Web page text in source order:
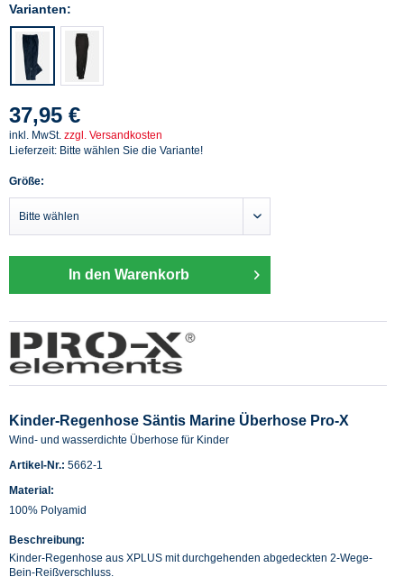
Varianten:
37,95 €
inkl. MwSt. zzgl. Versandkosten
Lieferzeit: Bitte wählen Sie die Variante!
Größe:
In den Warenkorb
Kinder-Regenhose Säntis Marine Überhose Pro-X
Wind- und wasserdichte Überhose für Kinder
Artikel-Nr.: 5662-1
Material:
100% Polyamid
Beschreibung:
Kinder-Regenhose aus XPLUS mit durchgehenden abgedeckten 2-Wege-
Bein-Reißverschluss.